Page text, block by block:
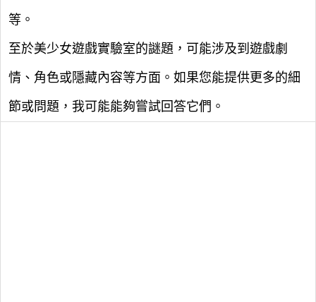
等。
至於美少女遊戲實驗室的謎題，可能涉及到遊戲劇
情、角色或隱藏內容等方面。如果您能提供更多的細
節或問題，我可能能夠嘗試回答它們。